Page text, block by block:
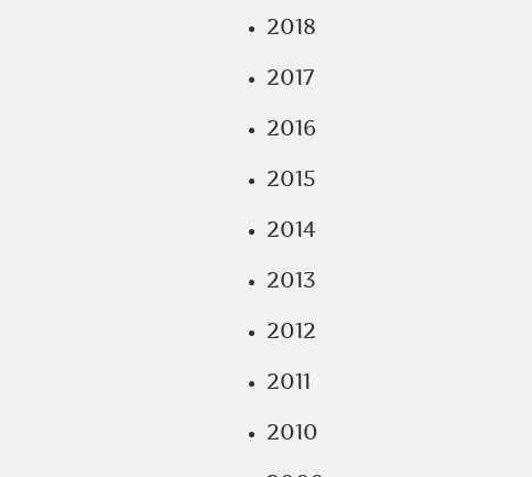
2018
2017
2016
2015
2014
2013
2012
2011
2010